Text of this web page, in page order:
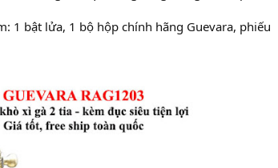
1 bật lửa, 1 bộ hộp chính hãng Guevara, phiếu